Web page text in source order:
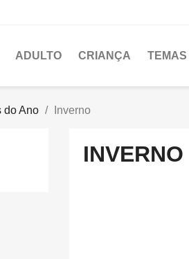
ADULTO CRIANÇA TEMAS
do Ano Inverno
INVERNO